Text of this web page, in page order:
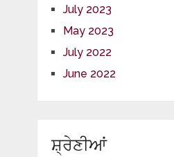
July 2023
May 2023
July 2022
June 2022
ਸ਼੍ਰੇਣੀਆਂ